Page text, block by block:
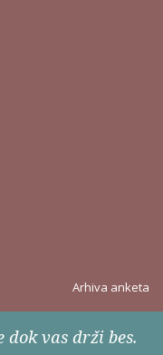
Arhiva anketa
vas drži bes.